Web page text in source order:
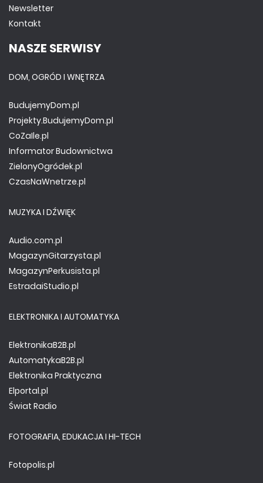
Newsletter
Kontakt
NASZE SERWISY
DOM, OGRÓD I WNĘTRZA
BudujemyDom.pl
Projekty.BudujemyDom.pl
CoZaIle.pl
Informator Budownictwa
ZielonyOgródek.pl
CzasNaWnetrze.pl
MUZYKA I DŹWIĘK
Audio.com.pl
MagazynGitarzysta.pl
MagazynPerkusista.pl
EstradaiStudio.pl
ELEKTRONIKA I AUTOMATYKA
ElektronikaB2B.pl
AutomatykaB2B.pl
Elektronika Praktyczna
Elportal.pl
Świat Radio
FOTOGRAFIA, EDUKACJA I HI-TECH
Fotopolis.pl